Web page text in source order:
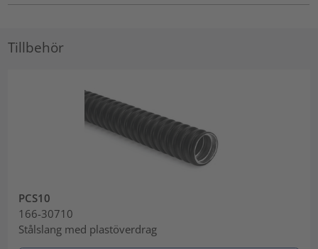
Tillbehör
PCS10
166-30710
Stålslang med plastöverdrag